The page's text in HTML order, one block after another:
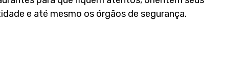
e até mesmo os órgãos de segurança.